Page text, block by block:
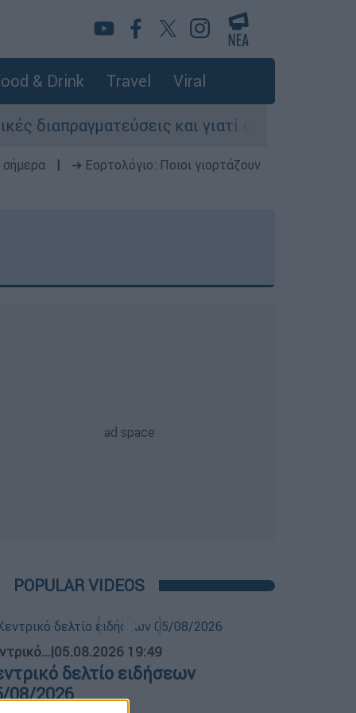
& Drink Travel Viral
και γιατί αντιδρούν οι ΗΠΑ
➔ Εορτολόγιο: Ποιοι γιορτάζουν
POPULAR VIDEOS
|05.08.2026 19:49
δελτίο ειδήσεων
08/2026